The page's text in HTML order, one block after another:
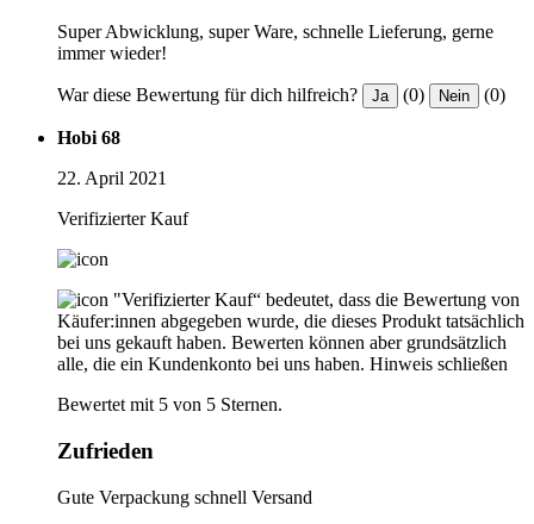
Super Abwicklung, super Ware, schnelle Lieferung, gerne
immer wieder!
War diese Bewertung für dich hilfreich? Ja (0) Nein (0)
Hobi 68
22. April 2021
Verifizierter Kauf
"Verifizierter Kauf“ bedeutet, dass die Bewertung von
Käufer:innen abgegeben wurde, die dieses Produkt tatsächlich
bei uns gekauft haben. Bewerten können aber grundsätzlich
alle, die ein Kundenkonto bei uns haben. Hinweis schließen
Bewertet mit 5 von 5 Sternen.
Zufrieden
Gute Verpackung schnell Versand